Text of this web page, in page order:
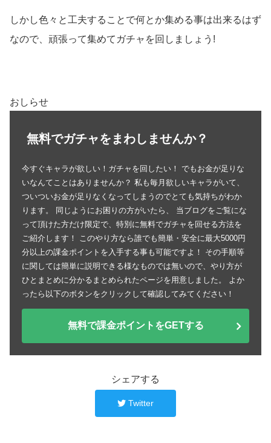
しかし色々と工夫することで何とか集める事は出来るはず
なので、頑張って集めてガチャを回しましょう!
おしらせ
無料でガチャをまわしませんか？
今すぐキャラが欲しい！ガチャを回したい！ でもお金が足りな
いなんてことはありませんか？ 私も毎月欲しいキャラがいて、
ついついお金が足りなくなってしまうのでとても気持ちがわか
ります。 同じようにお困りの方がいたら、 当ブログをご覧にな
って頂けた方だけ限定で、特別に無料でガチャを回せる方法を
ご紹介します！ このやり方なら誰でも簡単・安全に最大5000円
分以上の課金ポイントを入手する事も可能ですよ！ その手順等
に関しては簡単に説明できる様なものでは無いので、やり方が
ひとまとめに分かるまとめられたページを用意しました。 よか
ったら以下のボタンをクリックして確認してみてください！
無料で課金ポイントをGETする
シェアする
Twitter